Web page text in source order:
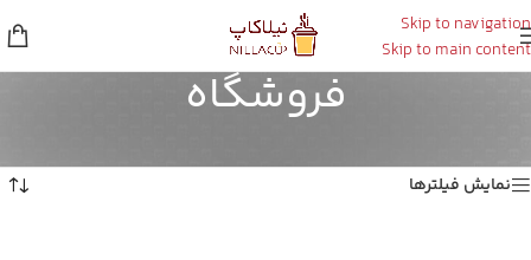
Skip to navigation
Skip to main content
فروشگاه
نمایش فیلترها